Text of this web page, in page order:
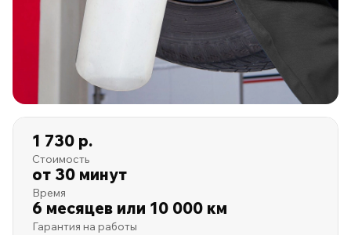
1 730 р.
Стоимость
от 30 минут
Время
6 месяцев или 10 000 км
Гарантия на работы